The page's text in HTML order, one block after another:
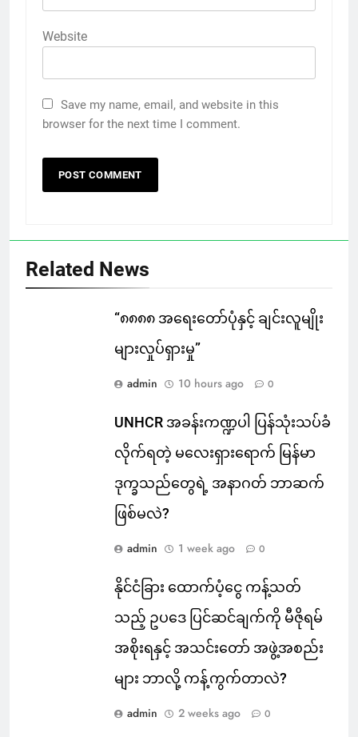
Website
Save my name, email, and website in this
browser for the next time I comment.
Related News
“၈၈၈၈ အရေးတော်ပုံနှင့် ချင်းလူမျိုး
များလှုပ်ရှားမှု”
admin 10 hours ago 0
UNHCR အခန်းကဏ္ဍပါ ပြန်သုံးသပ်ခံ
လိုက်ရတဲ့ မလေးရှားရောက် မြန်မာ
ဒုက္ခသည်တွေရဲ့ အနာဂတ် ဘာဆက်
ဖြစ်မလဲ?
admin 1 week ago 0
နိုင်ငံခြား ထောက်ပံ့ငွေ ကန့်သတ်
သည့် ဥပဒေ ပြင်ဆင်ချက်ကို မီဇိုရမ်
အစိုးရနှင့် အသင်းတော် အဖွဲ့အစည်း
များ ဘာလို့ ကန့်ကွက်တာလဲ?
admin 2 weeks ago 0